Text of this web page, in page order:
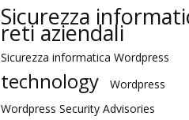
Sicurezza
reti aziendali
Sicurezza informatica Wordpress
technology
Wordpress
Wordpress Security Advisories